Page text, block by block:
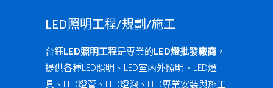
LED照明工程/規劃/施工
台鈺LED照明工程是專業的LED燈批發廠商 ，
提供各種LED照明、LED室內外照明、LED燈
具、LED燈管、LED燈泡、LED專業安裝與施工